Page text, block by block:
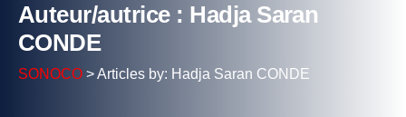
Auteur/autrice : Hadja Saran
CONDE
SONOCO >Articles by: Hadja Saran CONDE